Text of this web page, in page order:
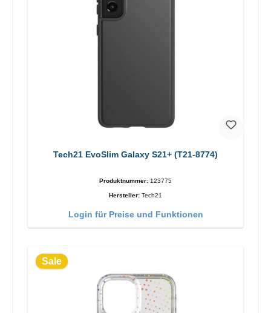
Tech21 EvoSlim Galaxy S21+ (T21-8774)
Produktnummer: 123775
Hersteller: Tech21
Login für Preise und Funktionen
Sale